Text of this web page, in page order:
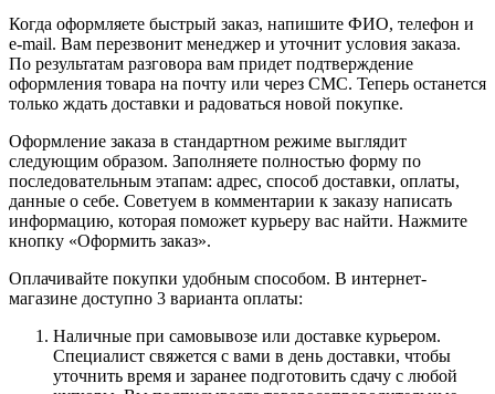
Когда оформляете быстрый заказ, напишите ФИО, телефон и
e-mail. Вам перезвонит менеджер и уточнит условия заказа.
По результатам разговора вам придет подтверждение
оформления товара на почту или через СМС. Теперь останется
только ждать доставки и радоваться новой покупке.
Оформление заказа в стандартном режиме выглядит
следующим образом. Заполняете полностью форму по
последовательным этапам: адрес, способ доставки, оплаты,
данные о себе. Советуем в комментарии к заказу написать
информацию, которая поможет курьеру вас найти. Нажмите
кнопку «Оформить заказ».
Оплачивайте покупки удобным способом. В интернет-
магазине доступно 3 варианта оплаты:
Наличные при самовывозе или доставке курьером.
Специалист свяжется с вами в день доставки, чтобы
уточнить время и заранее подготовить сдачу с любой